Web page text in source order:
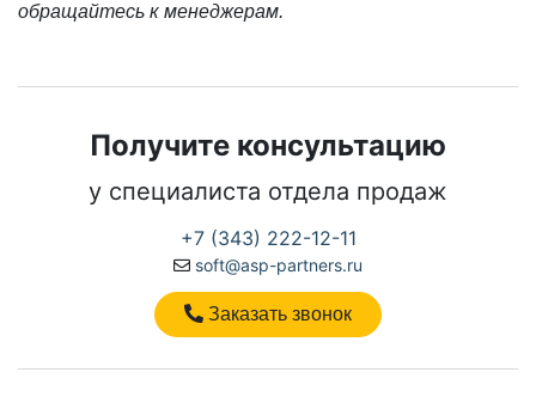
обращайтесь к менеджерам.
Получите консультацию
у специалиста отдела продаж
+7 (343) 222-12-11
soft@asp-partners.ru
Заказать звонок